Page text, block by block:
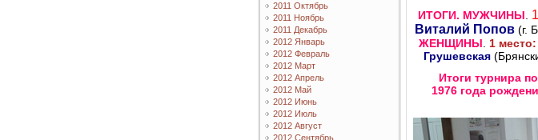
2011 Октябрь
2011 Ноябрь
2011 Декабрь
2012 Январь
2012 Февраль
2012 Март
2012 Апрель
2012 Май
2012 Июнь
2012 Июль
2012 Август
2012 Сентябрь
ИТОГИ. МУЖЧИНЫ
Виталий Попов(г.
ЖЕНЩИНЫ
1
Грушевская
Итоги турнира
1976 года